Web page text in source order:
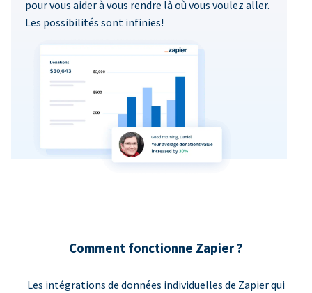
pour vous aider à vous rendre là où vous voulez aller.
Les possibilités sont infinies!
Comment fonctionne Zapier ?
Les intégrations de données individuelles de Zapier qui